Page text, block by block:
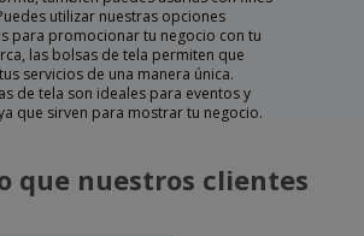
utilizar nuestras opciones
para promocionar tu negocio con tu
las bolsas de tela permiten que
servicios de una manera única.
de tela son ideales para eventos y
que sirven para mostrar tu negocio.
que nuestros clientes